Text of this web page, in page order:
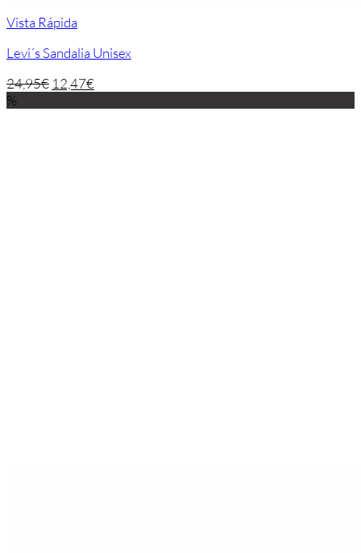
Vista Rápida
Levi´s Sandalia Unisex
24,95€ 12,47€
%